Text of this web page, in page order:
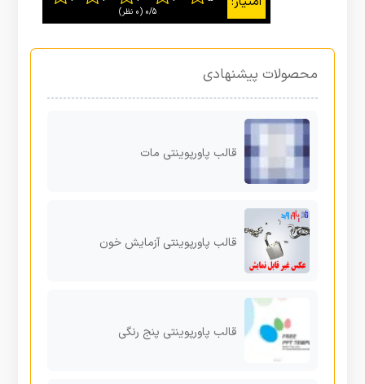
0/5 ‫(0 نظر)
محصولات پیشنهادی
قالب پاورپوینتی مات
قالب پاورپوینتی آزمایش خون
قالب پاورپوینتی پنج رنگی